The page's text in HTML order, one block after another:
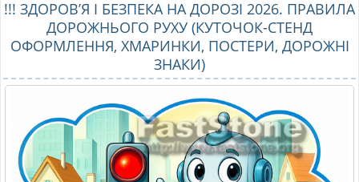
КОШИК
ВИХОВАТЕЛЯМ ДНЗ
ПОЧАТКОВІ КЛАСИ
РІЗНІ МАТЕРІАЛИ
НОВИНИ
!!! ЗДОРОВ’Я І БЕЗПЕКА НА ДОРОЗІ 2026. ПРАВИЛА
ДОРОЖНЬОГО РУХУ (КУТОЧОК-СТЕНД
ОФОРМЛЕННЯ, ХМАРИНКИ, ПОСТЕРИ, ДОРОЖНІ
ЗНАКИ)